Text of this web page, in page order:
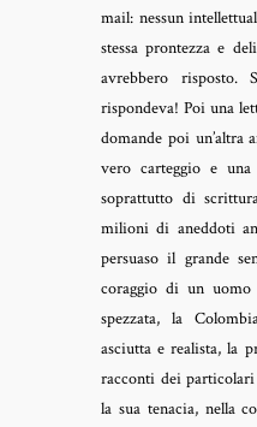
mail: nessun
stessa prontezza e
avrebbero risposto.
rispondeva! Poi una
domande poi un’altra
vero carteggio e una
soprattutto di
milioni di aneddoti
persuaso il grande
coraggio di un uomo
spezzata, la
asciutta e realista, la
racconti dei
la sua tenacia, nella